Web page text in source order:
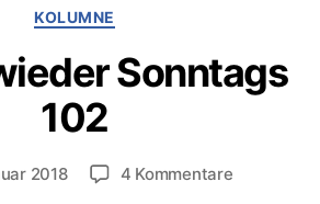
Kategorien
KOLUMNE
Sonntags
102
2018 4 Kommentarezu